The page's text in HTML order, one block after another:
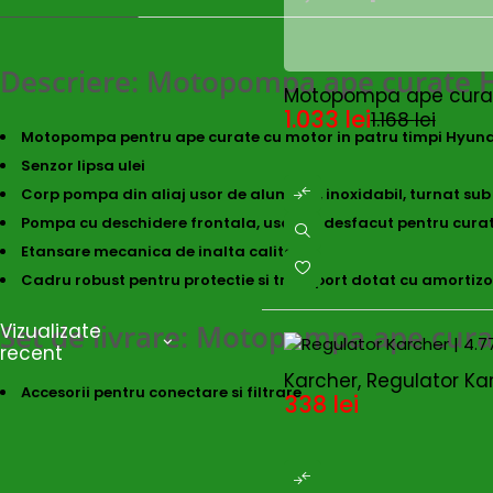
Vizualizate
recent
SOLD OUT
Motopompa ape
1.168lei
1.033 lei
Karcher, Regulator
338 lei
Descriere: Motopompa ape curate
Motopompa pentru ape curate cu motor in patru timpi
Senzor lipsa ulei
Corp pompa din aliaj usor de aluminiu, inoxidabil, turnat sub
Pompa cu deschidere frontala, usor de desfacut pentru
Etansare mecanica de inalta calitate
Cadru robust pentru protectie si transport dotat cu
Set de livrare: Motopompa ape
Accesorii pentru conectare si filtrare